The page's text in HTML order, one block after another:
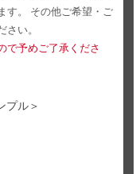
。
その他ご希望・ご
い。
で予めご了承くださ
プル＞